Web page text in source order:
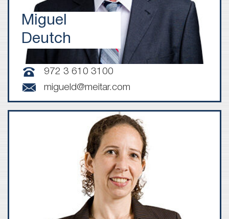
Miguel
Deutch
972 3 610 3100
migueld@meitar.com